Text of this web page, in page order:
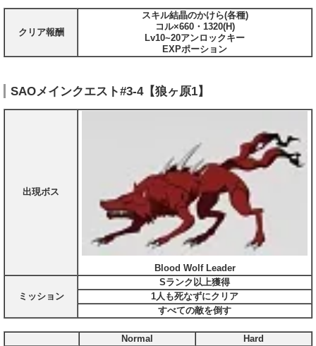
クリア報酬
スキル結晶のかけら(各種)
コル×660・1320(H)
Lv10~20アンロックキー
EXPポーション
SAOメインクエスト#3-4【狼ヶ原1】
出現ボス
Blood Wolf Leader
ミッション
Sランク以上獲得
1人も死なずにクリア
すべての敵を倒す
Normal
Hard